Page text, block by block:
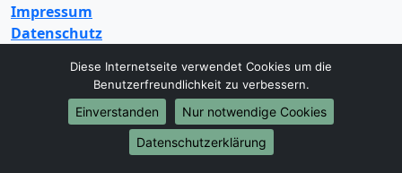
Impressum
Datenschutz
Umzugsservice
Umzugsservice Behördenumzug
Büroumzug
Firmenumzug
Laborumzug
Diese Internetseite verwendet Cookies um die
Benutzerfreundlichkeit zu verbessern.
Einverstanden
Nur notwendige Cookies
Datenschutzerklärung